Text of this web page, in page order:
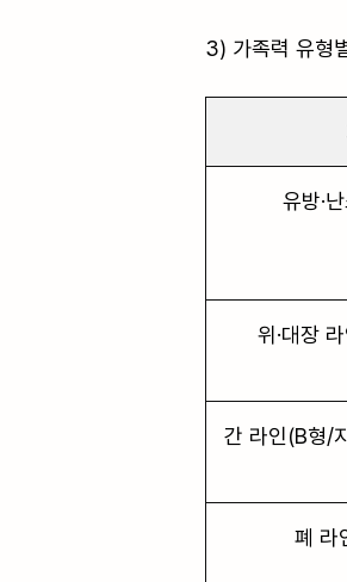
3) 가족력 유형
유방·
위·대장
간 라인(B형/
폐 라